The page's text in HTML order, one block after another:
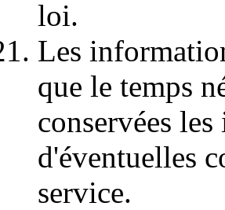
loi.
Les
que le temps
conservées
d'éventuelles
service.